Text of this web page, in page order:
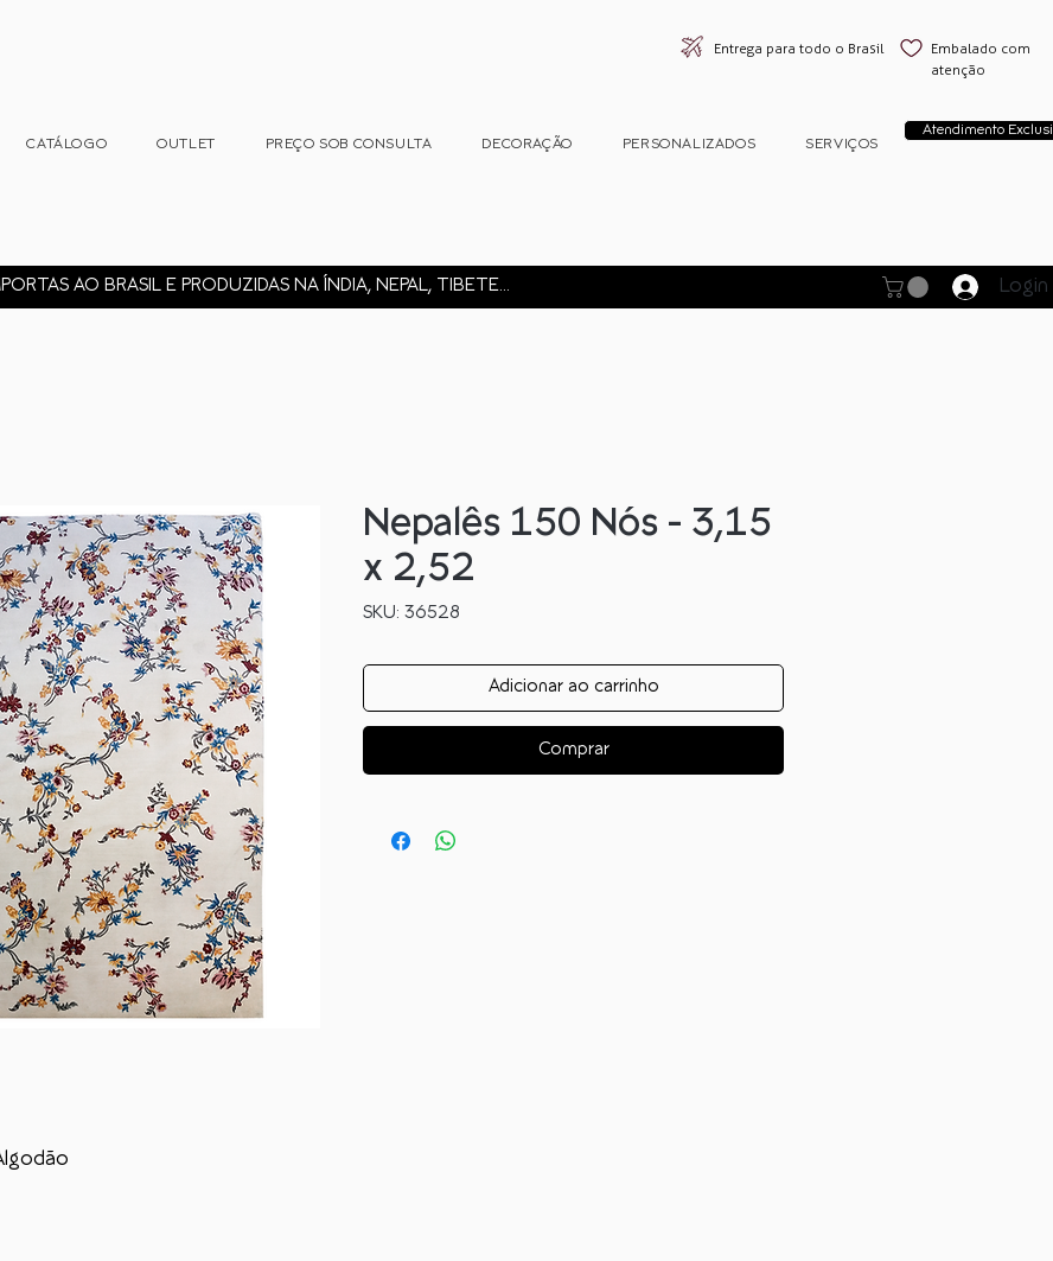
Entrega para todo o Brasil
Embalado com
atenção
CATÁLOGO OUTLET PREÇO SOB CONSULTA DECORAÇÃO PERSONALIZADOS SERVIÇOS
Atendimento
Login
AO BRASIL E PRODUZIDAS NA ÍNDIA, NEPAL, TIBETE...
Nepalês 150 Nós - 3,15
x 2,52
SKU: 36528
Adicionar ao carrinho
Comprar